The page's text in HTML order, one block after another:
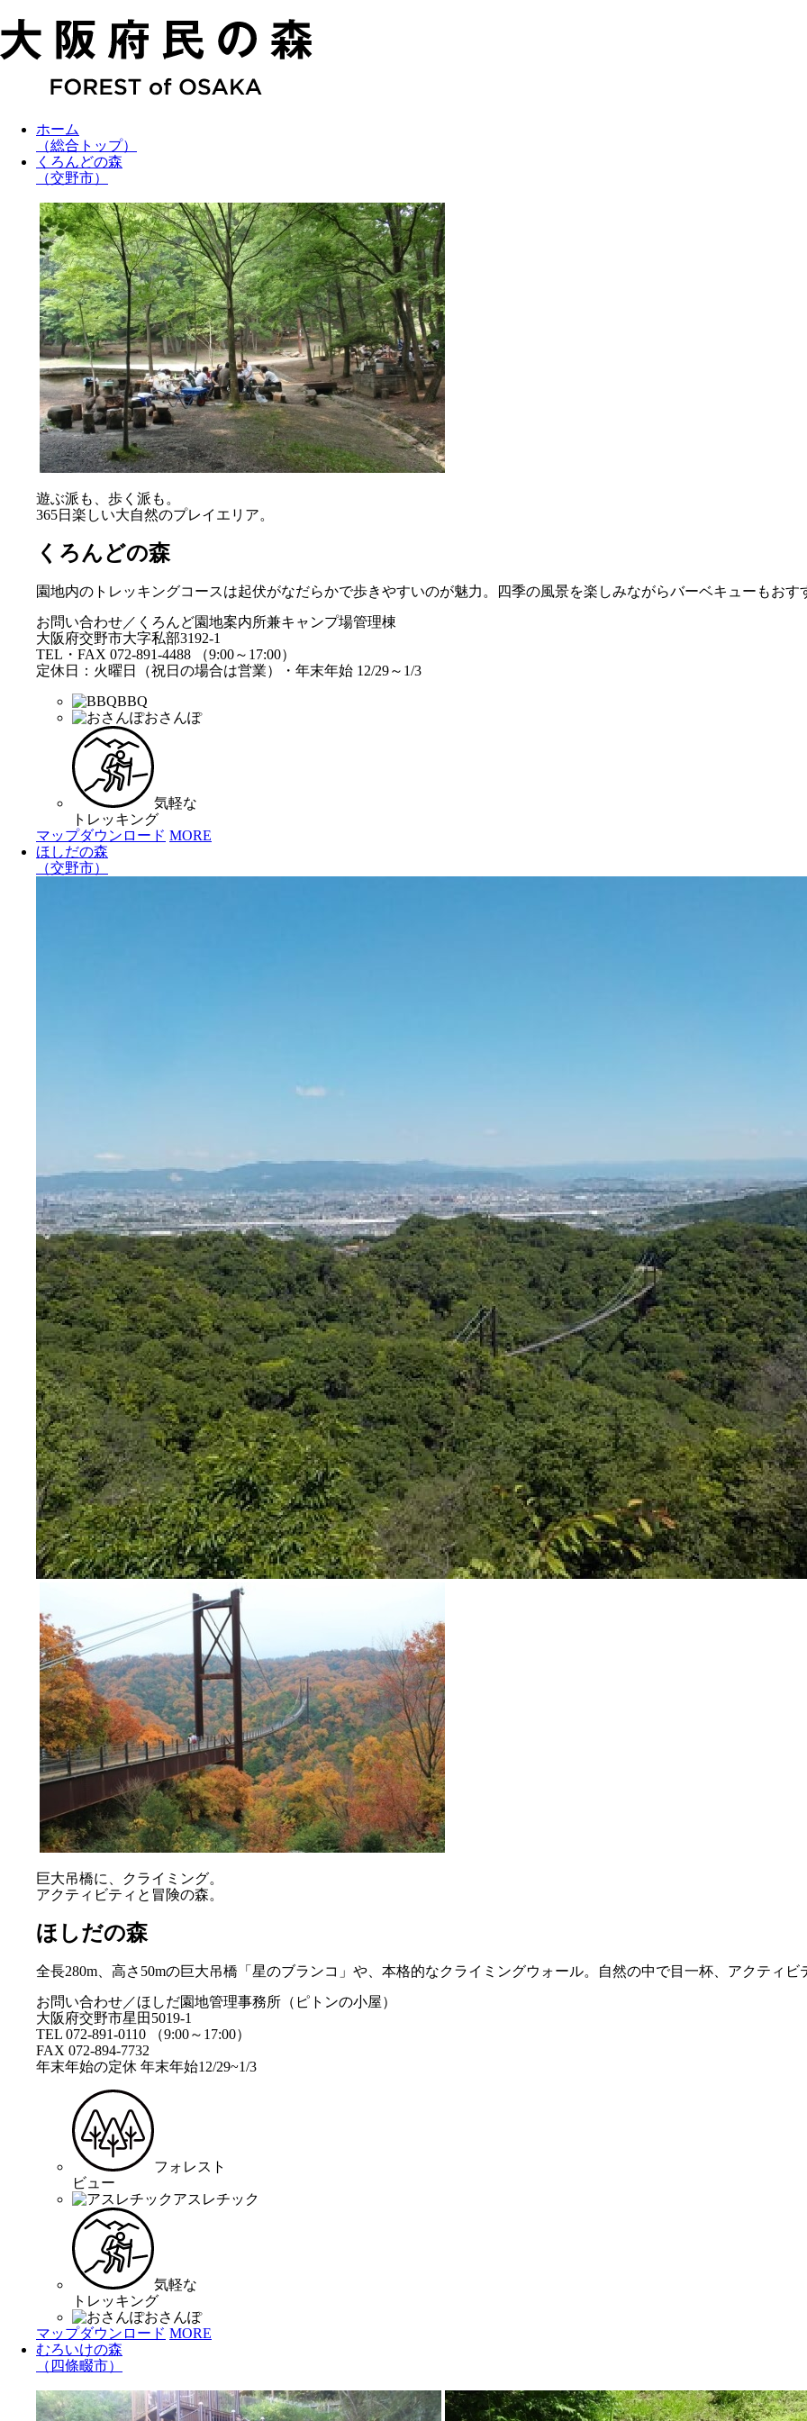
ホーム
（総合トップ）
くろんどの森
（交野市）
遊ぶ派も、歩く派も。
365日楽しい大自然のプレイエリア。
くろんどの森
園地内のトレッキングコースは起伏がなだらかで歩きやすいのが魅力。四季の風景を楽しみながらバーベキューもおす
お問い合わせ／くろんど園地案内所兼キャンプ場管理棟
大阪府交野市大字私部3192-1
TEL・FAX 072-891-4488 （9:00～17:00）
定休日：火曜日（祝日の場合は営業）・年末年始 12/29～1/3
BBQ
おさんぽ
気軽な
トレッキング
マップダウンロード MORE
ほしだの森
（交野市）
巨大吊橋に、クライミング。
アクティビティと冒険の森。
ほしだの森
全長280m、高さ50mの巨大吊橋「星のブランコ」や、本格的なクライミングウォール。自然の中で目一杯、アクティビ
お問い合わせ／ほしだ園地管理事務所（ピトンの小屋）
大阪府交野市星田5019-1
TEL 072-891-0110 （9:00～17:00）
FAX 072-894-7732
年末年始の定休 年末年始12/29~1/3
フォレスト
ビュー
アスレチック
気軽な
トレッキング
おさんぽ
マップダウンロード MORE
むろいけの森
（四條畷市）